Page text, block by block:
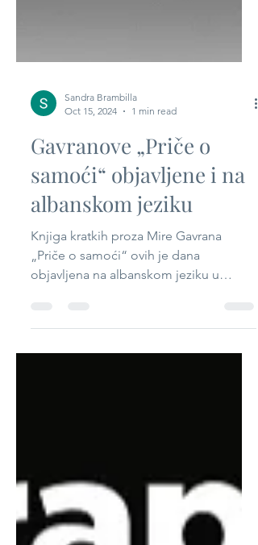
Oct 15, 2024
1 min read
Gavranove „Priče o
samoći“ objavljene i na
albanskom jeziku
Knjiga kratkih proza Mire Gavrana
„Priče o samoći“ ovih je dana
izdanju izdavačke kuće SHKUPI iz